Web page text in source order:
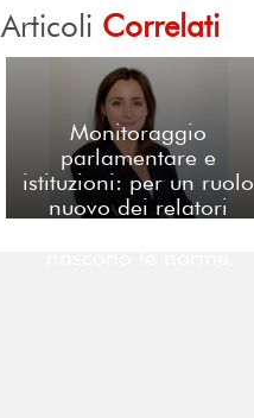
Articoli Correlati
Monitoraggio
parlamentare e
istituzioni: per un ruolo
nuovo dei relatori